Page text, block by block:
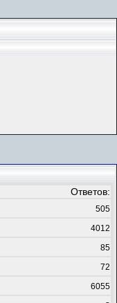
Ответов:
505
4012
85
72
6055